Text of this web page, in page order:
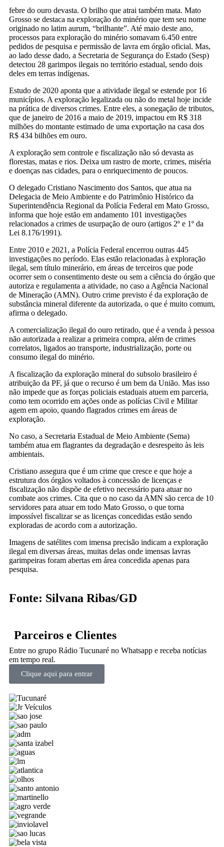
febre do ouro devasta. O brilho que atrai também mata. Mato
Grosso se destaca na exploração do minério que tem seu nome
originado no latim aurum, “brilhante”. Até maio deste ano,
processos para exploração do minério somavam 6.450 entre
pedidos de pesquisa e permissão de lavra em órgão oficial. Mas,
ao lado desse dado, a Secretaria de Segurança do Estado (Sesp)
detectou 28 garimpos ilegais no território estadual, sendo dois
deles em terras indígenas.
Estudo de 2020 aponta que a atividade ilegal se estende por 16
municípios. A exploração legalizada ou não do metal hoje incide
na prática de diversos crimes. Entre eles, a sonegação de tributos,
que de janeiro de 2016 a maio de 2019, impactou em R$ 318
milhões do montante estimado de uma exportação na casa dos
R$ 434 bilhões em ouro.
A exploração sem controle e fiscalização não só devasta as
florestas, matas e rios. Deixa um rastro de morte, crimes, miséria
e doenças nas cidades, para o enriquecimento de poucos.
O delegado Cristiano Nascimento dos Santos, que atua na
Delegacia de Meio Ambiente e do Patrimônio Histórico da
Superintendência Regional da Polícia Federal em Mato Grosso,
informa que hoje estão em andamento 101 investigações
relacionados a crimes de usurpação de ouro (artigos 2º e 1º da
Lei 8.176/1991).
Entre 2010 e 2021, a Polícia Federal encerrou outras 445
investigações no período. Elas estão relacionadas à exploração
ilegal, sem título minerário, em áreas de terceiros que pode
ocorrer sem o consentimento deste ou sem a ciência do órgão que
autoriza e regulamenta a atividade, no caso a Agência Nacional
de Mineração (AMN). Outro crime previsto é da exploração de
substância mineral diferente da autorizada, o que é muito comum,
afirma o delegado.
A comercialização ilegal do ouro retirado, que é a venda à pessoa
não autorizada a realizar a primeira compra, além de crimes
correlatos, ligados ao transporte, industrialização, porte ou
consumo ilegal do minério.
A fiscalização da exploração mineral do subsolo brasileiro é
atribuição da PF, já que o recurso é um bem da União. Mas isso
não impede que as forças policiais estaduais atuem em parceria,
como tem ocorrido em ações onde as polícias Civil e Militar
agem em apoio, quando flagrados crimes em áreas de
exploração.
No caso, a Secretaria Estadual de Meio Ambiente (Sema)
também atua em flagrantes da degradação e desrespeito às leis
ambientais.
Cristiano assegura que é um crime que cresce e que hoje a
estrutura dos órgãos voltados à concessão de licenças e
fiscalização não dispõe de efetivo necessário para atuar no
combate aos crimes. Cita que o no caso da AMN são cerca de 10
servidores para atuar em todo Mato Grosso, o que torna
impossível fiscalizar se as licenças concedidas estão sendo
exploradas de acordo com a autorização.
Imagens de satélites com imensa precisão indicam a exploração
ilegal em diversas áreas, muitas delas onde imensas lavras
garimpeiras foram abertas em área concedida apenas para
pesquisa.
Fonte: Silvana Ribas/GD
Parceiros e Clientes
Entre no grupo Rádio Tucunaré no Whatsapp e receba notícias
em tempo real.
Clique aqui para entrar